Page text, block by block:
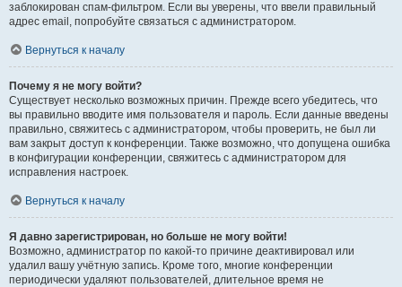
заблокирован спам-фильтром. Если вы уверены, что ввели правильный
адрес email, попробуйте связаться с администратором.
Вернуться к началу
Почему я не могу войти?
Существует несколько возможных причин. Прежде всего убедитесь, что
вы правильно вводите имя пользователя и пароль. Если данные введены
правильно, свяжитесь с администратором, чтобы проверить, не был ли
вам закрыт доступ к конференции. Также возможно, что допущена ошибка
в конфигурации конференции, свяжитесь с администратором для
исправления настроек.
Вернуться к началу
Я давно зарегистрирован, но больше не могу войти!
Возможно, администратор по какой-то причине деактивировал или
удалил вашу учётную запись. Кроме того, многие конференции
периодически удаляют пользователей, длительное время не